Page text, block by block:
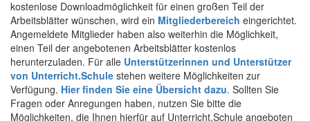
kostenlose Downloadmöglichkeit für einen großen Teil der
Arbeitsblätter wünschen, wird ein Mitgliederbereich eingerichtet.
Angemeldete Mitglieder haben also weiterhin die Möglichkeit,
einen Teil der angebotenen Arbeitsblätter kostenlos
herunterzuladen. Für alle Unterstützerinnen und Unterstützer
von Unterricht.Schule stehen weitere Möglichkeiten zur
Verfügung. Hier finden Sie eine Übersicht dazu. Sollten Sie
Fragen oder Anregungen haben, nutzen Sie bitte die
Möglichkeiten, die Ihnen hierfür auf Unterricht.Schule angeboten